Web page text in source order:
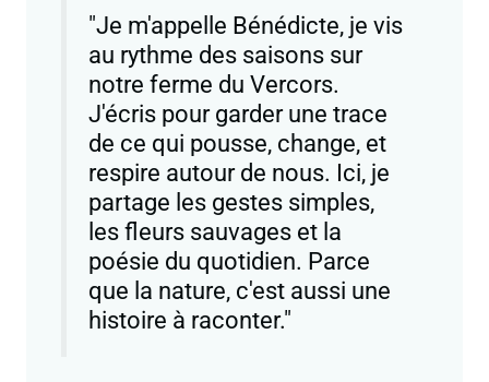
"Je m'appelle Bénédicte, je vis
au rythme des saisons sur
notre ferme du Vercors.
J'écris pour garder une trace
de ce qui pousse, change, et
respire autour de nous. Ici, je
partage les gestes simples,
les fleurs sauvages et la
poésie du quotidien. Parce
que la nature, c'est aussi une
histoire à raconter."